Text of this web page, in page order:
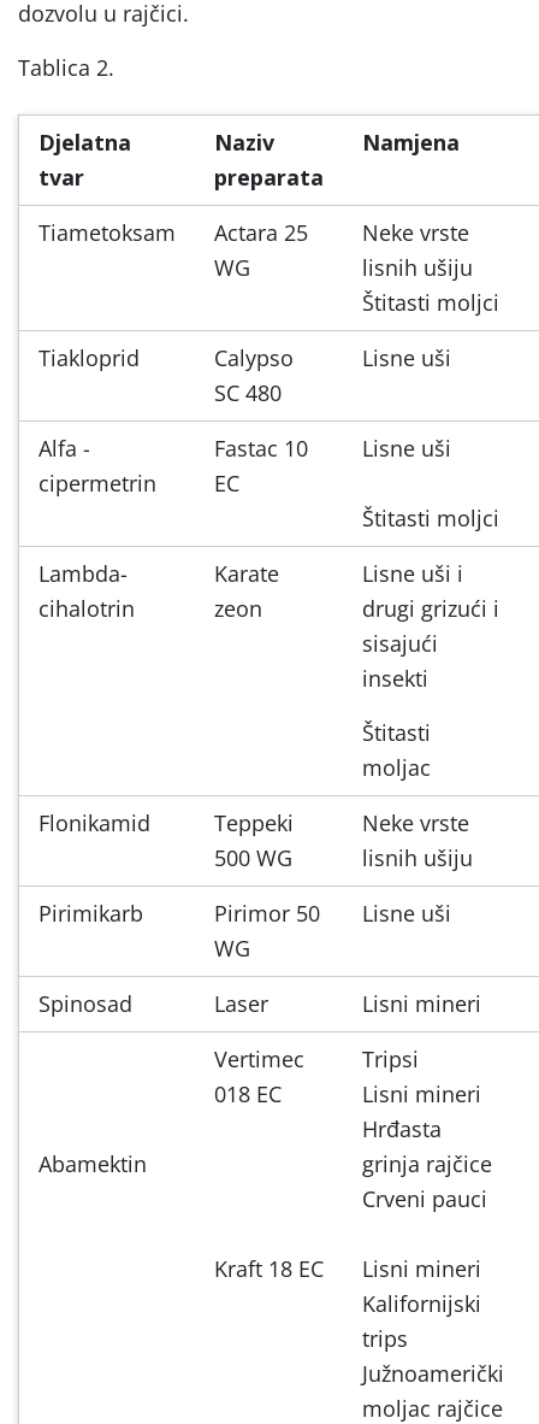
dozvolu u rajčici.
Tablica 2.
Djelatna
tvar
Naziv
preparata
Namjena
Tiametoksam
Actara 25
WG
Neke vrste
lisnih ušiju
Štitasti moljci
Tiakloprid
Calypso
SC 480
Lisne uši
Alfa -
cipermetrin
Fastac 10
EC
Lisne uši
Štitasti moljci
Lambda-
cihalotrin
Karate
zeon
Lisne uši i
drugi grizući i
sisajući
insekti
Štitasti
moljac
Flonikamid
Teppeki
500 WG
Neke vrste
lisnih ušiju
Pirimikarb
Pirimor 50
WG
Lisne uši
Spinosad Laser Lisni mineri
Abamektin
Vertimec
018 EC
Kraft 18 EC
Tripsi
Lisni mineri
Hrđasta
grinja rajčice
Crveni pauci
Lisni mineri
Kalifornijski
trips
Južnoamerički
moljac rajčice